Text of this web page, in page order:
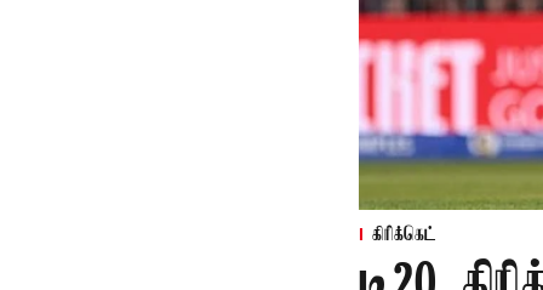
கிரிக்கெட்